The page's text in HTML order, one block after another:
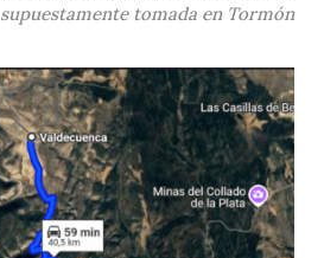
supuestamente tomada en Tormón